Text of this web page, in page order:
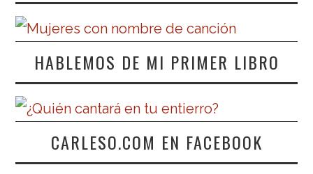
HABLEMOS DE MI PRIMER LIBRO
CARLESO.COM EN FACEBOOK